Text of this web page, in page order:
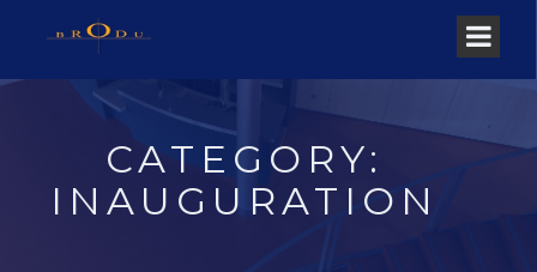
CATEGORY:
INAUGURATION